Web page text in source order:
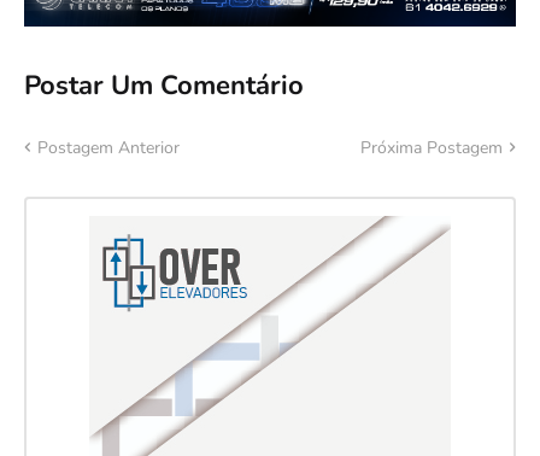
Postar Um Comentário
Postagem Anterior Próxima Postagem